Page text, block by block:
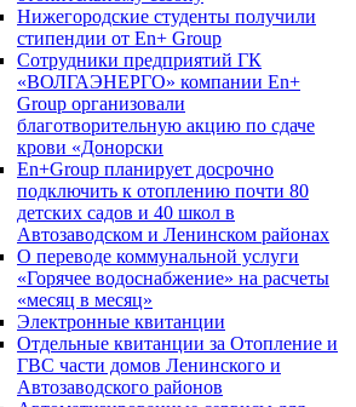
Нижегородские студенты получили
стипендии от En+ Group
Сотрудники предприятий ГК
«ВОЛГАЭНЕРГО» компании En+
Group организовали
благотворительную акцию по сдаче
крови «Донорски
En+Group планирует досрочно
подключить к отоплению почти 80
детских садов и 40 школ в
Автозаводском и Ленинском районах
О переводе коммунальной услуги
«Горячее водоснабжение» на расчеты
«месяц в месяц»
Электронные квитанции
Отдельные квитанции за Отопление и
ГВС части домов Ленинского и
Автозаводского районов